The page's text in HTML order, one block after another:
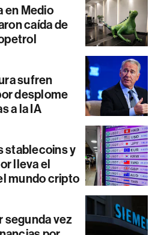
en Medio
caída de
sufren
desplome
a la IA
stablecoins y
lleva el
mundo cripto
segunda vez